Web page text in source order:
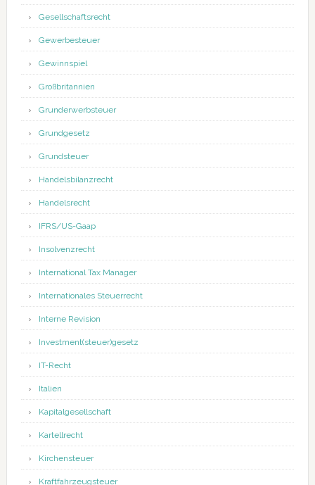
Gesellschaftsrecht
Gewerbesteuer
Gewinnspiel
Großbritannien
Grunderwerbsteuer
Grundgesetz
Grundsteuer
Handelsbilanzrecht
Handelsrecht
IFRS/US-Gaap
Insolvenzrecht
International Tax Manager
Internationales Steuerrecht
Interne Revision
Investment(steuer)gesetz
IT-Recht
Italien
Kapitalgesellschaft
Kartellrecht
Kirchensteuer
Kraftfahrzeugsteuer